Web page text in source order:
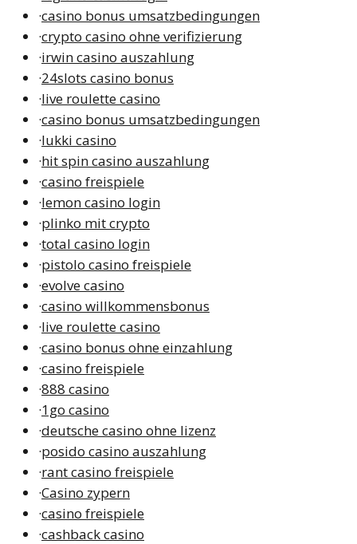
·casino bonus umsatzbedingungen
·crypto casino ohne verifizierung
·irwin casino auszahlung
·24slots casino bonus
·live roulette casino
·casino bonus umsatzbedingungen
·lukki casino
·hit spin casino auszahlung
·casino freispiele
·lemon casino login
·plinko mit crypto
·total casino login
·pistolo casino freispiele
·evolve casino
·casino willkommensbonus
·live roulette casino
·casino bonus ohne einzahlung
·casino freispiele
·888 casino
·1go casino
·deutsche casino ohne lizenz
·posido casino auszahlung
·rant casino freispiele
·Casino zypern
·casino freispiele
·cashback casino